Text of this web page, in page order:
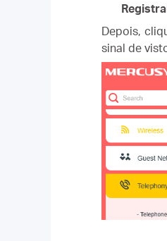
Depois,
sinal de